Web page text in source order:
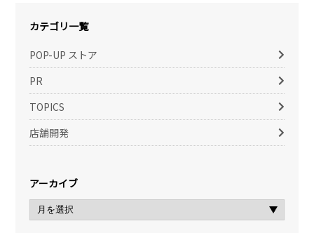
カテゴリ一覧
POP-UP ストア
PR
TOPICS
店舗開発
アーカイブ